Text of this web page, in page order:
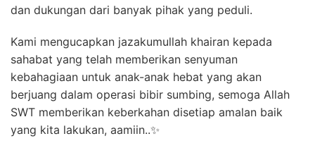
dan dukungan dari banyak pihak yang peduli.
Kami mengucapkan jazakumullah khairan kepada
sahabat yang telah memberikan senyuman
kebahagiaan untuk anak-anak hebat yang akan
berjuang dalam operasi bibir sumbing, semoga Allah
SWT memberikan keberkahan disetiap amalan baik
yang kita lakukan, aamiin..✨